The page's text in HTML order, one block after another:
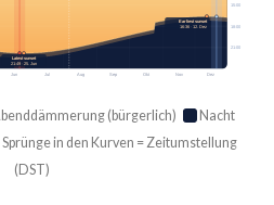
Jun Jul Aug Sep Okt Nov Dez
15:00
18:00
21:00
Earliest sunset
16:36 · 12. Dez
Latest sunset
21:49 · 25. Jun
(bürgerlich)
Nacht
in den Kurven = Zeitumstellung
(DST)